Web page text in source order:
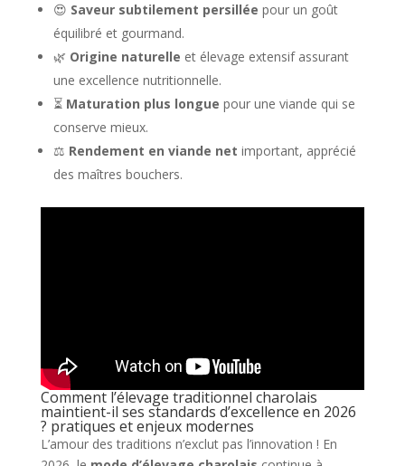
😍 Saveur subtilement persillée pour un goût
équilibré et gourmand.
🌿 Origine naturelle et élevage extensif assurant
une excellence nutritionnelle.
⏳ Maturation plus longue pour une viande qui se
conserve mieux.
⚖️ Rendement en viande net important, apprécié
des maîtres bouchers.
Comment l’élevage traditionnel charolais
maintient-il ses standards d’excellence en 2026
? pratiques et enjeux modernes
L’amour des traditions n’exclut pas l’innovation ! En